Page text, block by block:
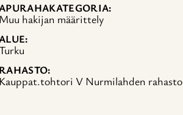
Muu hakijan määrittely
RAHASTO
Kauppat.tohtori V Nurmilahden rahasto